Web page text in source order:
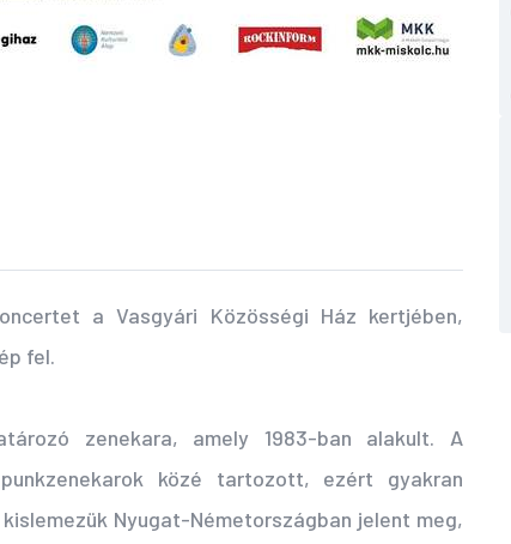
a Vasgyári Közösségi Ház kertjében,
fel.
zenekara, amely 1983-ban alakult. A
közé tartozott, ezért gyakran
Nyugat-Németországban jelent meg,